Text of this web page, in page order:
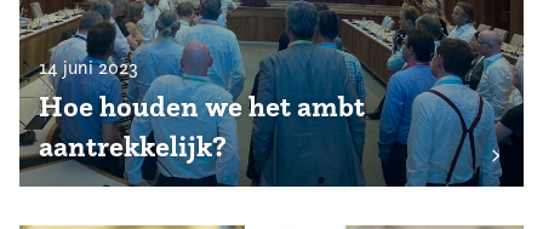
14 juni 2023
Hoe houden we het ambt
aantrekkelijk?